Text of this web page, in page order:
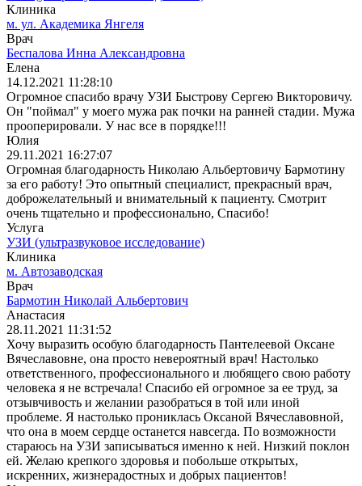
Клиника
м. ул. Академика Янгеля
Врач
Беспалова Инна Александровна
Елена
14.12.2021 11:28:10
Огромное спасибо врачу УЗИ Быстрову Сергею Викторовичу.
Он "поймал" у моего мужа рак почки на ранней стадии. Мужа
прооперировали. У нас все в порядке!!!
Юлия
29.11.2021 16:27:07
Огромная благодарность Николаю Альбертовичу Бармотину
за его работу! Это опытный специалист, прекрасный врач,
доброжелательный и внимательный к пациенту. Смотрит
очень тщательно и профессионально, Спасибо!
Услуга
УЗИ (ультразвуковое исследование)
Клиника
м. Автозаводская
Врач
Бармотин Николай Альбертович
Анастасия
28.11.2021 11:31:52
Хочу выразить особую благодарность Пантелеевой Оксане
Вячеславовне, она просто невероятный врач! Настолько
ответственного, профессионального и любящего свою работу
человека я не встречала! Спасибо ей огромное за ее труд, за
отзывчивость и желании разобраться в той или иной
проблеме. Я настолько прониклась Оксаной Вячеславовной,
что она в моем сердце останется навсегда. По возможности
стараюсь на УЗИ записываться именно к ней. Низкий поклон
ей. Желаю крепкого здоровья и побольше открытых,
искренних, жизнерадостных и добрых пациентов!